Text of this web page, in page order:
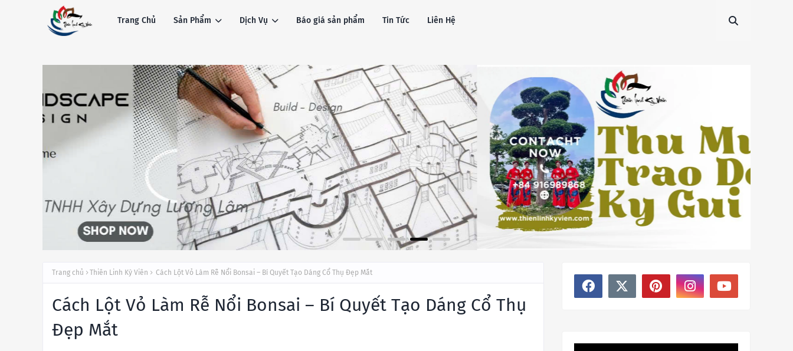
Trang Chủ Sản Phẩm Dịch Vụ Báo giá sản phẩm Tin Tức Liên Hệ
Trang chủ Thiên Linh Kỳ Viên Cách Lột Vỏ Làm Rễ Nổi Bonsai – Bí Quyết Tạo Dáng Cổ Thụ Đẹp Mắt
Cách Lột Vỏ Làm Rễ Nổi Bonsai – Bí Quyết Tạo Dáng Cổ Thụ
Đẹp Mắt